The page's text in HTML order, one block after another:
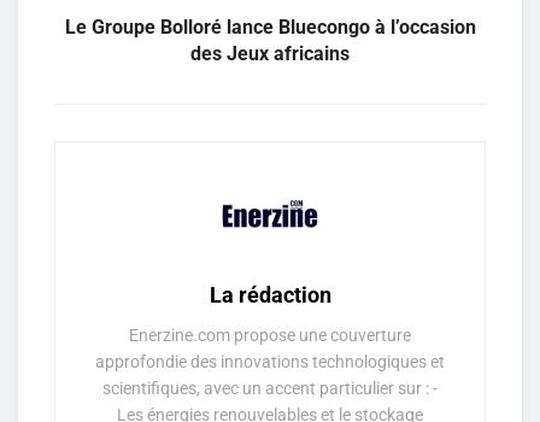
Le Groupe Bolloré lance Bluecongo à l’occasion
des Jeux africains
La rédaction
Enerzine.com propose une couverture
approfondie des innovations technologiques et
scientifiques, avec un accent particulier sur : -
Les énergies renouvelables et le stockage